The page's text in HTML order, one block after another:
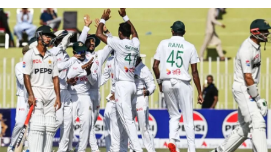
আর্কাইভ
আজকের
পত্রিকা
ই-
পেপার